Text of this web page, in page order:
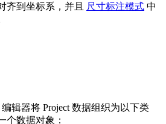
齐到坐标系，并且
尺寸标注模式 中
编辑器将 Project 数据组织为以下类
个数据对象：